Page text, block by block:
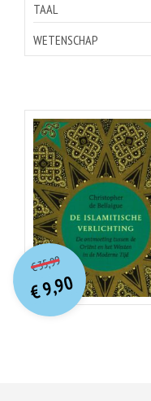
TAAL
WETENSCHAP
€35,99O
orspr
onkelijke
prijs
was:
€ 35,99.
€9,90
Huidige
prijs
is:
€ 9,90.